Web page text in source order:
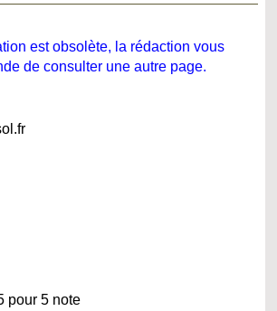
est obsolète, la rédaction vous
de consulter une autre page.
pour 5 note